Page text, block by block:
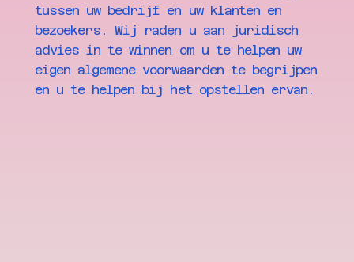
tussen uw bedrijf en uw klanten en
bezoekers. Wij raden u aan juridisch
advies in te winnen om u te helpen uw
eigen algemene voorwaarden te begrijpen
en u te helpen bij het opstellen ervan.